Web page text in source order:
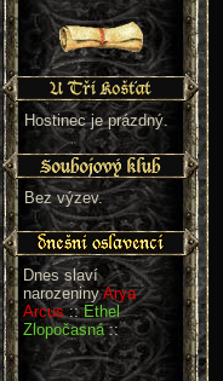
Hostinec je prázdný.
Bez výzev.
Dnes slaví
narozeninyArya
Arcus::Ethel
Zlopočasná::